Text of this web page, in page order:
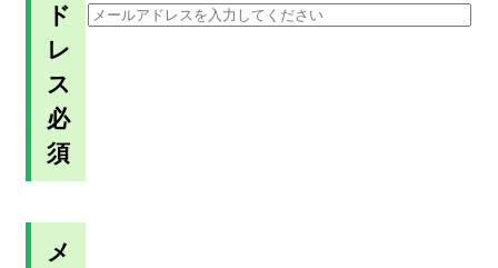
ド
レ
ス
必
須
メ